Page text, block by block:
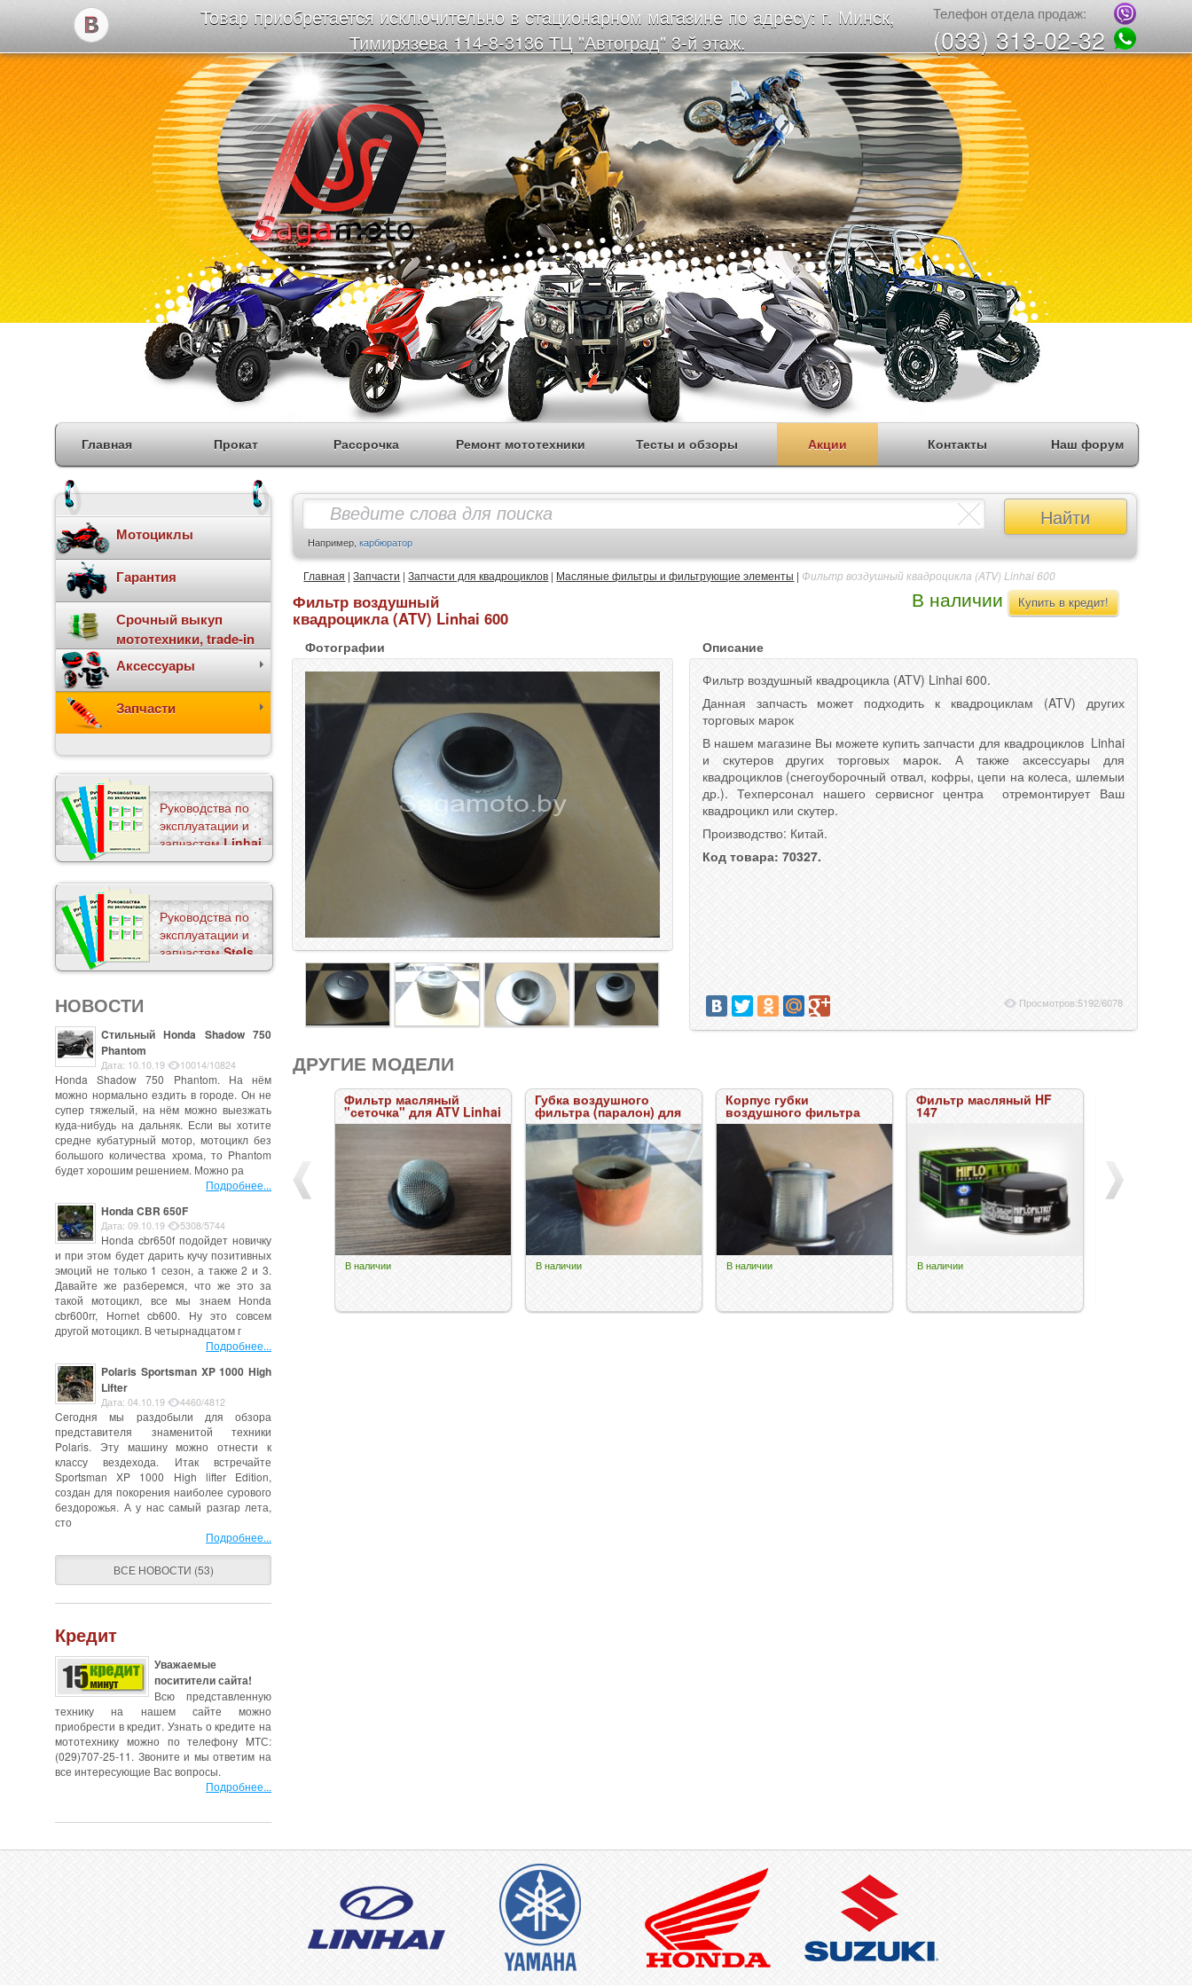
Товар приобретается исключительно в стационарном магазине по адресу: г. Минск,
Тимирязева 114-8-3136 ТЦ "Автоград" 3-й этаж.
Телефон отдела продаж:
(033) 313-02-32
Главная Прокат Рассрочка Ремонт мототехники Тесты и обзоры Акции Контакты Наш форум
Например, карбюратор
Найти
Главная |Запчасти |Запчасти для квадроциклов | Масляные фильтры и фильтрующие элементы | Фильтр воздушный квадроцикла (ATV) Linhai 600
Фильтр воздушный
квадроцикла (ATV) Linhai 600
Описание
Фильтр воздушный квадроцикла (ATV) Linhai 600.
Данная запчасть может подходить к квадроциклам (ATV) других
торговых марок
В нашем магазине Вы можете купить запчасти для квадроциклов Linhai
и скутеров других торговых марок. А также аксессуары для
квадроциклов (снегоуборочный отвал, кофры, цепи на колеса, шлемыи
др.). Техперсонал нашего сервисног центра отремонтирует Ваш
квадроцикл или скутер.
Производство: Китай.
Код товара: 70327.
Просмотров:5192/6078
Фотографии
В наличии Купить в кредит!
ДРУГИЕ МОДЕЛИ
Фильтр масляный
"сеточка" для ATV Linhai
200; 400.
В наличии
Губка воздушного
фильтра (паралон) для
квадроцикла Linhai 600.
В наличии
Корпус губки
воздушного фильтра
ATV 700
В наличии
Фильтр масляный HF
147
В наличии
Мотоциклы
Гарантия
Срочный выкуп
мототехники, trade-in
Аксессуары
Запчасти
Руководства по
эксплуатации и
запчастямLinhai
Руководства по
эксплуатации и
запчастямStels
НОВОСТИ
Cтильный Honda Shadow 750
Phantom
Дата: 10.10.19 10014/10824
Honda Shadow 750 Phantom. На нём
можно нормально ездить в городе. Он не
супер тяжелый, на нём можно выезжать
куда-нибудь на дальняк. Если вы хотите
средне кубатурный мотор, мотоцикл без
большого количества хрома, то Phantom
будет хорошим решением. Можно ра
Подробнее...
Honda CBR 650F
Дата: 09.10.19 5308/5744
Honda cbr650f подойдет новичку
и при этом будет дарить кучу позитивных
эмоций не только 1 сезон, а также 2 и 3.
Давайте же разберемся, что же это за
такой мотоцикл, все мы знаем Honda
cbr600rr, Hornet cb600. Ну это совсем
другой мотоцикл. В четырнадцатом г
Подробнее...
Polaris Sportsman XP 1000 High
Lifter
Дата: 04.10.19 4460/4812
Cегодня мы раздобыли для обзора
представителя знаменитой техники
Polaris. Эту машину можно отнести к
классу вездехода. Итак встречайте
Sportsman XP 1000 High lifter Edition,
создан для покорения наиболее сурового
бездорожья. А у нас самый разгар лета,
сто
Подробнее...
ВСЕ НОВОСТИ (53)
Кредит
Уважаемые
поситители сайта!
Всю представленную
технику на нашем сайте можно
приобрести в кредит. Узнать о кредите на
мототехнику можно по телефону MТС:
(029)707-25-11. Звоните и мы ответим на
все интересующие Вас вопросы.
Подробнее...